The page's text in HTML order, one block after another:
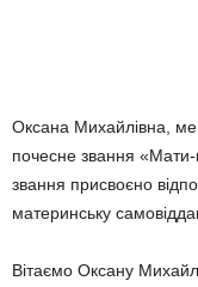
Оксана Михайлівна,
почесне звання «Мати-
звання присвоєно
материнську
Вітаємо Оксану